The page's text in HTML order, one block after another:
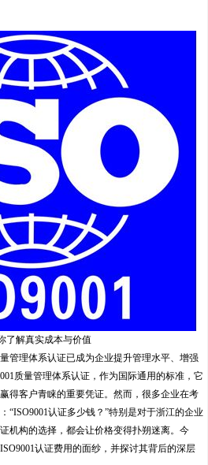
了解真实成本与价值
管理体系认证已成为企业提升管理水平、增强
质量管理体系认证，作为国际通用的标准，它
得客户青睐的重要凭证。然而，很多企业在考
“ISO9001认证多少钱？”特别是对于浙江的企业
机构的选择，都会让价格变得扑朔迷离。今
认证费用的面纱，并探讨其背后的深层